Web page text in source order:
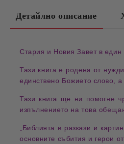
Детайлно описание
Стария и Новия Завет в един
Тази книга е родена от
единствено Божието слово ,
Тази книга ще ни помогне
изпълнението на това
„Библията в разкази и
основните събития и герои